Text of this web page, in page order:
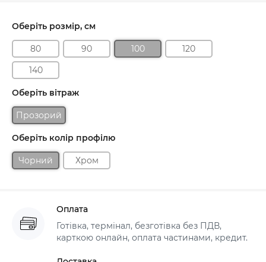
Оберіть розмір, см
80 90 100
120
140
Оберіть вітраж
Прозорий
Оберіть колір профілю
Чорний Хром
Оплата
Готівка, термінал, безготівка без ПДВ,
карткою онлайн, оплата частинами, кредит.